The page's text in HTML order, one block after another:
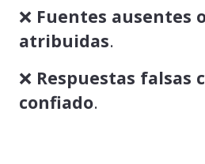
❌ Fuentes ausentes
atribuidas.
❌ Respuestas falsas
confiado.